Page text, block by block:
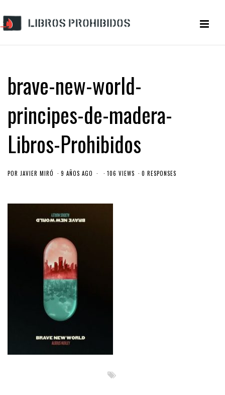
brave-new-world-
principes-de-madera-
Libros-Prohibidos
POR JAVIER MIRÓ 9 AÑOS AGO 106 VIEWS 0 RESPONSES